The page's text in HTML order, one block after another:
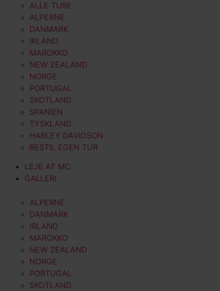
ALLE TURE
ALPERNE
DANMARK
IRLAND
MAROKKO
NEW ZEALAND
NORGE
PORTUGAL
SKOTLAND
SPANIEN
TYSKLAND
HARLEY DAVIDSON
BESTIL EGEN TUR
LEJE AF MC
GALLERI
ALPERNE
DANMARK
IRLAND
MAROKKO
NEW ZEALAND
NORGE
PORTUGAL
SKOTLAND